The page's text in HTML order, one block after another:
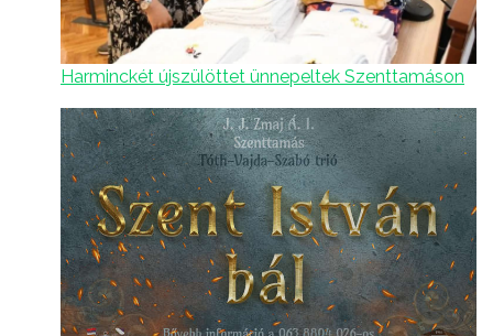
Harminckét újszülöttet ünnepeltek Szenttamáson